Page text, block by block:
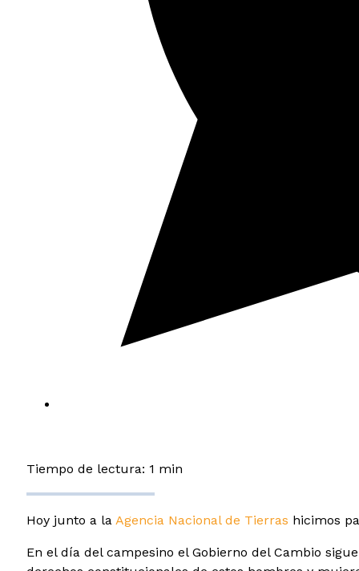
Tiempo de lectura: 1 min
Hoy junto a la Agencia Nacional de Tierras hicimos
En el día del campesino el Gobierno del Cambio